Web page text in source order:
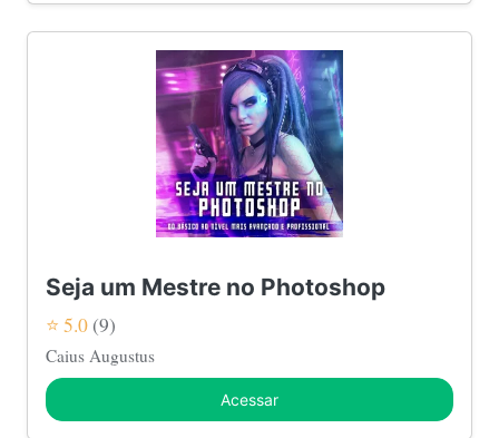
Seja um Mestre no Photoshop
⭐ 5.0 (9)
Caius Augustus
Acessar